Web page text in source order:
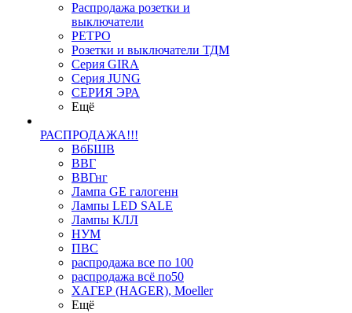
Распродажа розетки и
выключатели
РЕТРО
Розетки и выключатели ТДМ
Серия GIRA
Серия JUNG
СЕРИЯ ЭРА
Ещё
РАСПРОДАЖА!!!
ВбБШВ
ВВГ
ВВГнг
Лампа GE галогенн
Лампы LED SALE
Лампы КЛЛ
НУМ
ПВС
распродажа все по 100
распродажа всё по50
ХАГЕР (HAGER), Moeller
Ещё